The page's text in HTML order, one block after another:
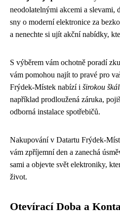
neodolatelnými akcemi a slevami,
sny o moderní elektronice za
a nenechte si ujít akční nabídky,
S výběrem vám ochotně poradí
vám pomohou najít to pravé pro
Frýdek-Místek nabízí i širokou
například prodloužená záruka,
odborná instalace spotřebičů.
Nakupování v Datartu Frýdek-
vám zpříjemní den a zanechá
sami a objevte svět elektroniky,
život.
Otevírací Doba a